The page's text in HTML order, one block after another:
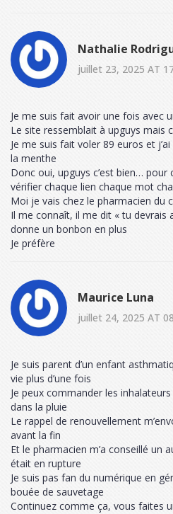
Nathalie
juillet 23, 2025 AT
Je me suis fait avoir une fois avec
Le site ressemblait à upguys mais
Je me suis fait voler 89 euros et
la menthe
Donc oui, upguys c’est bien…
vérifier chaque lien chaque mot
Moi je vais chez le pharmacien du
Il me connaît, il me dit « tu devrais
donne un bonbon en plus
Je préfère
Maurice Luna
juillet 24, 2025 AT
Je suis parent d’un enfant
vie plus d’une fois
Je peux commander les
dans la pluie
Le rappel de renouvellement
avant la fin
Et le pharmacien m’a conseillé un
était en rupture
Je suis pas fan du numérique en
bouée de sauvetage
Continuez comme ça, vous faites